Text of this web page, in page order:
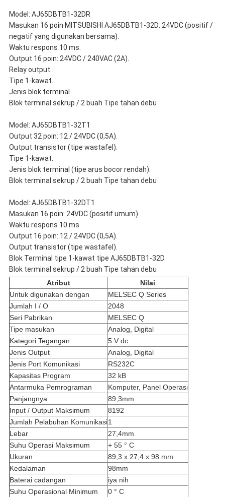
Model: AJ65DBTB1-32DR
Masukan 16 poin MITSUBISHI AJ65DBTB1-32D: 24VDC (positif /
negatif yang digunakan bersama).
Waktu respons 10 ms.
Output 16 poin: 24VDC / 240VAC (2A).
Relay output.
Tipe 1-kawat.
Jenis blok terminal.
Blok terminal sekrup / 2 buah Tipe tahan debu
Model: AJ65DBTB1-32T1
Output 32 poin: 12 / 24VDC (0,5A).
Output transistor (tipe wastafel).
Tipe 1-kawat.
Jenis blok terminal (tipe arus bocor rendah).
Blok terminal sekrup / 2 buah Tipe tahan debu
Model: AJ65DBTB1-32DT1
Masukan 16 poin: 24VDC (positif umum).
Waktu respons 10 ms.
Output 16 poin: 12 / 24VDC (0,5A).
Output transistor (tipe wastafel).
Blok Terminal tipe 1-kawat tipe AJ65DBTB1-32D.
Blok terminal sekrup / 2 buah Tipe tahan debu
Atribut
Nilai
Untuk digunakan dengan
MELSEC Q Series
Jumlah I / O
2048
Seri Pabrikan
MELSEC Q
Tipe masukan
Analog, Digital
Kategori Tegangan
5 V dc
Jenis Output
Analog, Digital
Jenis Port Komunikasi
RS232C
Kapasitas Program
32 kB
Antarmuka Pemrograman
Komputer, Panel Operasi
Panjangnya
89,3mm
Input / Output Maksimum
8192
Jumlah Pelabuhan Komunikasi1
Lebar
27,4mm
Suhu Operasi Maksimum
+ 55 ° C
Ukuran
89,3 x 27,4 x 98 mm
Kedalaman
98mm
Baterai cadangan
iya nih
Suhu Operasional Minimum
0 ° C